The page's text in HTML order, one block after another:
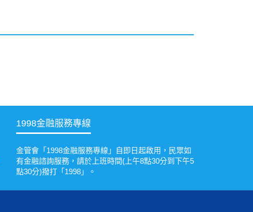
1998金融服務專線
金管會「1998金融服務專線」自即日起啟用，民眾如
有金融諮詢服務，請於上班時間(上午8點30分到下午5
點30分)撥打「1998」。